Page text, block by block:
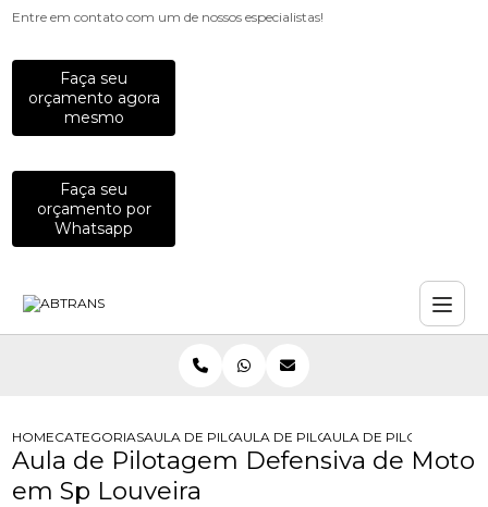
Entre em contato com um de nossos especialistas!
Faça seu
orçamento agora
mesmo
Faça seu
orçamento por
Whatsapp
HOMECATEGORIASAULA DE PILOTAGEMAULA DE PILOTAGEM PREVENTIVA
AULA DE PILOTAGEM
Aula de Pilotagem Defensiva de Moto
em Sp Louveira